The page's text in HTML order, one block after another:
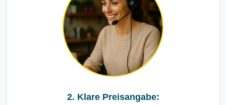
2. Klare Preisangabe: